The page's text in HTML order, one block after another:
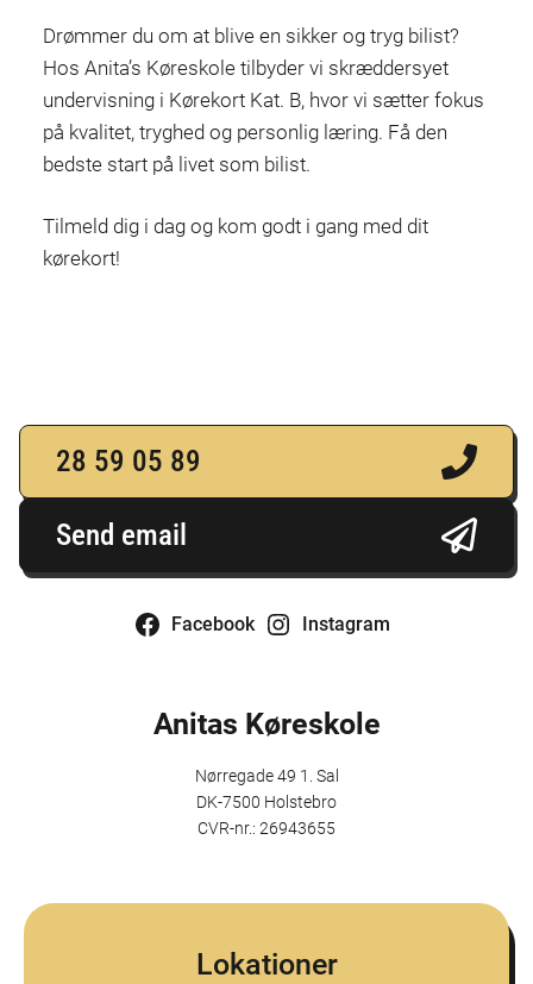
Drømmer du om at blive en sikker og tryg bilist?
Hos Anita’s Køreskole tilbyder vi skræddersyet
undervisning i Kørekort Kat. B, hvor vi sætter fokus
på kvalitet, tryghed og personlig læring. Få den
bedste start på livet som bilist.
Tilmeld dig i dag og kom godt i gang med dit
kørekort!
28 59 05 89
Send email
Facebook Instagram
Anitas Køreskole
Nørregade 49 1. Sal
DK-7500 Holstebro
CVR-nr.: 26943655
Lokationer